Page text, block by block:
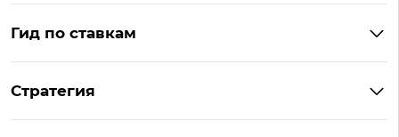
Гид по ставкам
Что значит «чет» и «нечет»
Стратегия